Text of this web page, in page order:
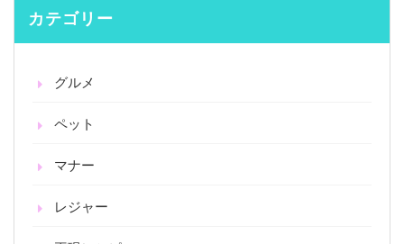
カテゴリー
グルメ
ペット
マナー
レジャー